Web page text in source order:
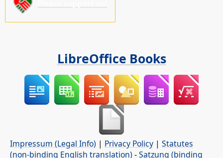
LibreOffice Books
Impressum (Legal Info) | Privacy Policy | Statutes
(non-binding English translation) -Satzung (binding